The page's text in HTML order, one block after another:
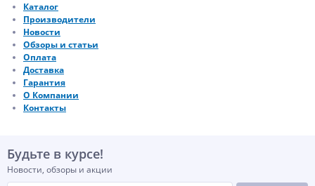
Каталог
Производители
Новости
Обзоры и статьи
Оплата
Доставка
Гарантия
О Компании
Контакты
Будьте в курсе!
Новости, обзоры и акции